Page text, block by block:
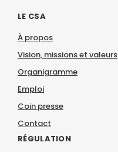
LE CSA
À propos
Vision, missions et valeurs
Organigramme
Emploi
Coin presse
Contact
RÉGULATION